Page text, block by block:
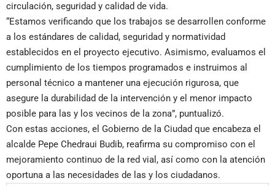
circulación, seguridad y calidad de vida.
“Estamos verificando que los trabajos se desarrollen conforme
a los estándares de calidad, seguridad y normatividad
establecidos en el proyecto ejecutivo. Asimismo, evaluamos el
cumplimiento de los tiempos programados e instruimos al
personal técnico a mantener una ejecución rigurosa, que
asegure la durabilidad de la intervención y el menor impacto
posible para las y los vecinos de la zona”, puntualizó.
Con estas acciones, el Gobierno de la Ciudad que encabeza el
alcalde Pepe Chedraui Budib, reafirma su compromiso con el
mejoramiento continuo de la red vial, así como con la atención
oportuna a las necesidades de las y los ciudadanos.